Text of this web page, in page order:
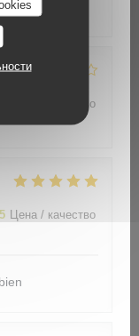
Цена / качество
Цена / качество